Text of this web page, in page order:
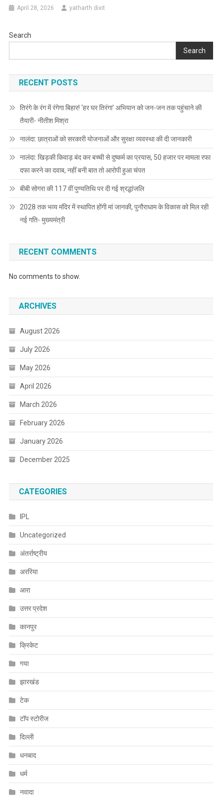
April 28, 2026 yatharth dixit
Search
Search
RECENT POSTS
तिरंगे के रंग में रंगेगा बिहार! ‘हर घर तिरंगा’ अभियान को जन-जन तक पहुंचाने की
तैयारी- नीतीश मिश्रा
नालंदा: छात्राओं को सरकारी योजनाओं और सुरक्षा व्यवस्था की दी जानकारी
नालंदा: खिड़की किवाड़ बंद कर बच्ची से दुष्कर्म का प्रयास, 50 हजार पर मामला रफा
दफा करने का दवाब, नहीं बनी बात तो आरोपी हुआ चंपत
बीबी सोगरा की 117 वीं पुण्यतिथि पर दी गई श्रद्धांजलि
2028 तक भव्य मंदिर में स्थापित होंगी मां जानकी, पुनौराधाम के विकास को मिल रही
नई गति- मुख्यमंत्री
RECENT COMMENTS
No comments to show.
ARCHIVES
August 2026
July 2026
May 2026
April 2026
March 2026
February 2026
January 2026
December 2025
CATEGORIES
IPL
Uncategorized
अंतर्राष्ट्रीय
अररिया
आरा
उत्तर प्रदेश
कानपुर
क्रिकेट
गया
झारखंड
टेक
टॉप स्टोरीज
दिल्ली
धनबाद
धर्म
नवादा